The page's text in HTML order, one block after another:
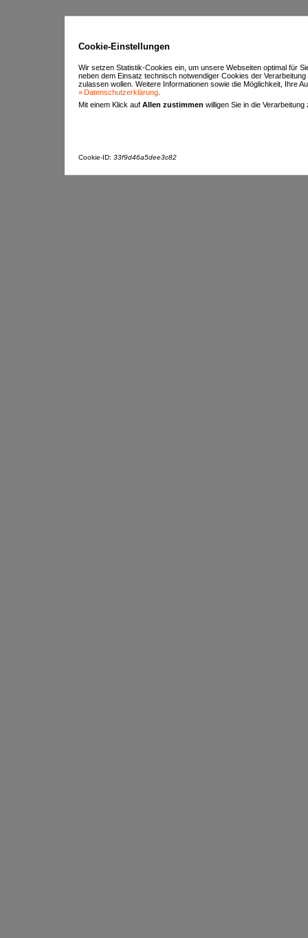
Cookie-Einstellungen
Wir setzen Statistik-Cookies ein, um unsere Webseiten optimal für
neben dem Einsatz technisch notwendiger Cookies der
zulassen wollen. Weitere Informationen sowie die Möglichkeit, Ihre
Datenschutzerklärung
Mit einem Klick auf Allen zustimmen willigen Sie in die
Cookie-ID: 33f9d46a5dee3c82